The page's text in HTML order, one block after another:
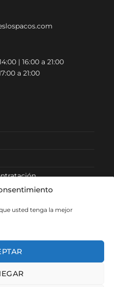
usted tenga la mejor
| 16:00 a 21:00
a 21:00
Devolución